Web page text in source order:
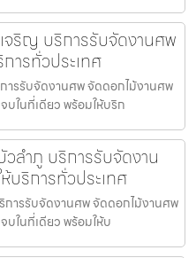
จริญ บริการรับจัดงานศพ
ารทั่วประเทศ
ารรับจัดงานศพ จัดดอกไม้งานศพ
บในที่เดียว พร้อมให้บริก
ลำภู บริการรับจัดงาน
บริการทั่วประเทศ
การรับจัดงานศพ จัดดอกไม้งานศพ
บในที่เดียว พร้อมให้บ